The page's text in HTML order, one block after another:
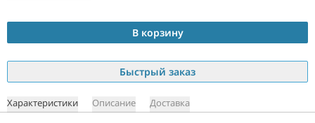
В корзину
Быстрый заказ
Характеристики Описание Доставка